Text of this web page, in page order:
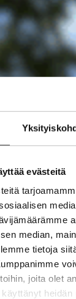
evästeitä
median,
tietoja
joita olet
heidän